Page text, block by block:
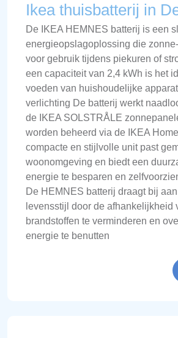
Ikea thuisbatterij in
De IKEA HEMNES batterij is een
energieopslagoplossing die
voor gebruik tijdens piekuren of
een capaciteit van 2,4 kWh is het
voeden van huishoudelijke
verlichting De batterij werkt
de IKEA SOLSTRÅLE
worden beheerd via de IKEA
compacte en stijlvolle unit past
woonomgeving en biedt een
energie te besparen en
De HEMNES batterij draagt bij
levensstijl door de afhankelijkheid
brandstoffen te verminderen en
energie te benutten